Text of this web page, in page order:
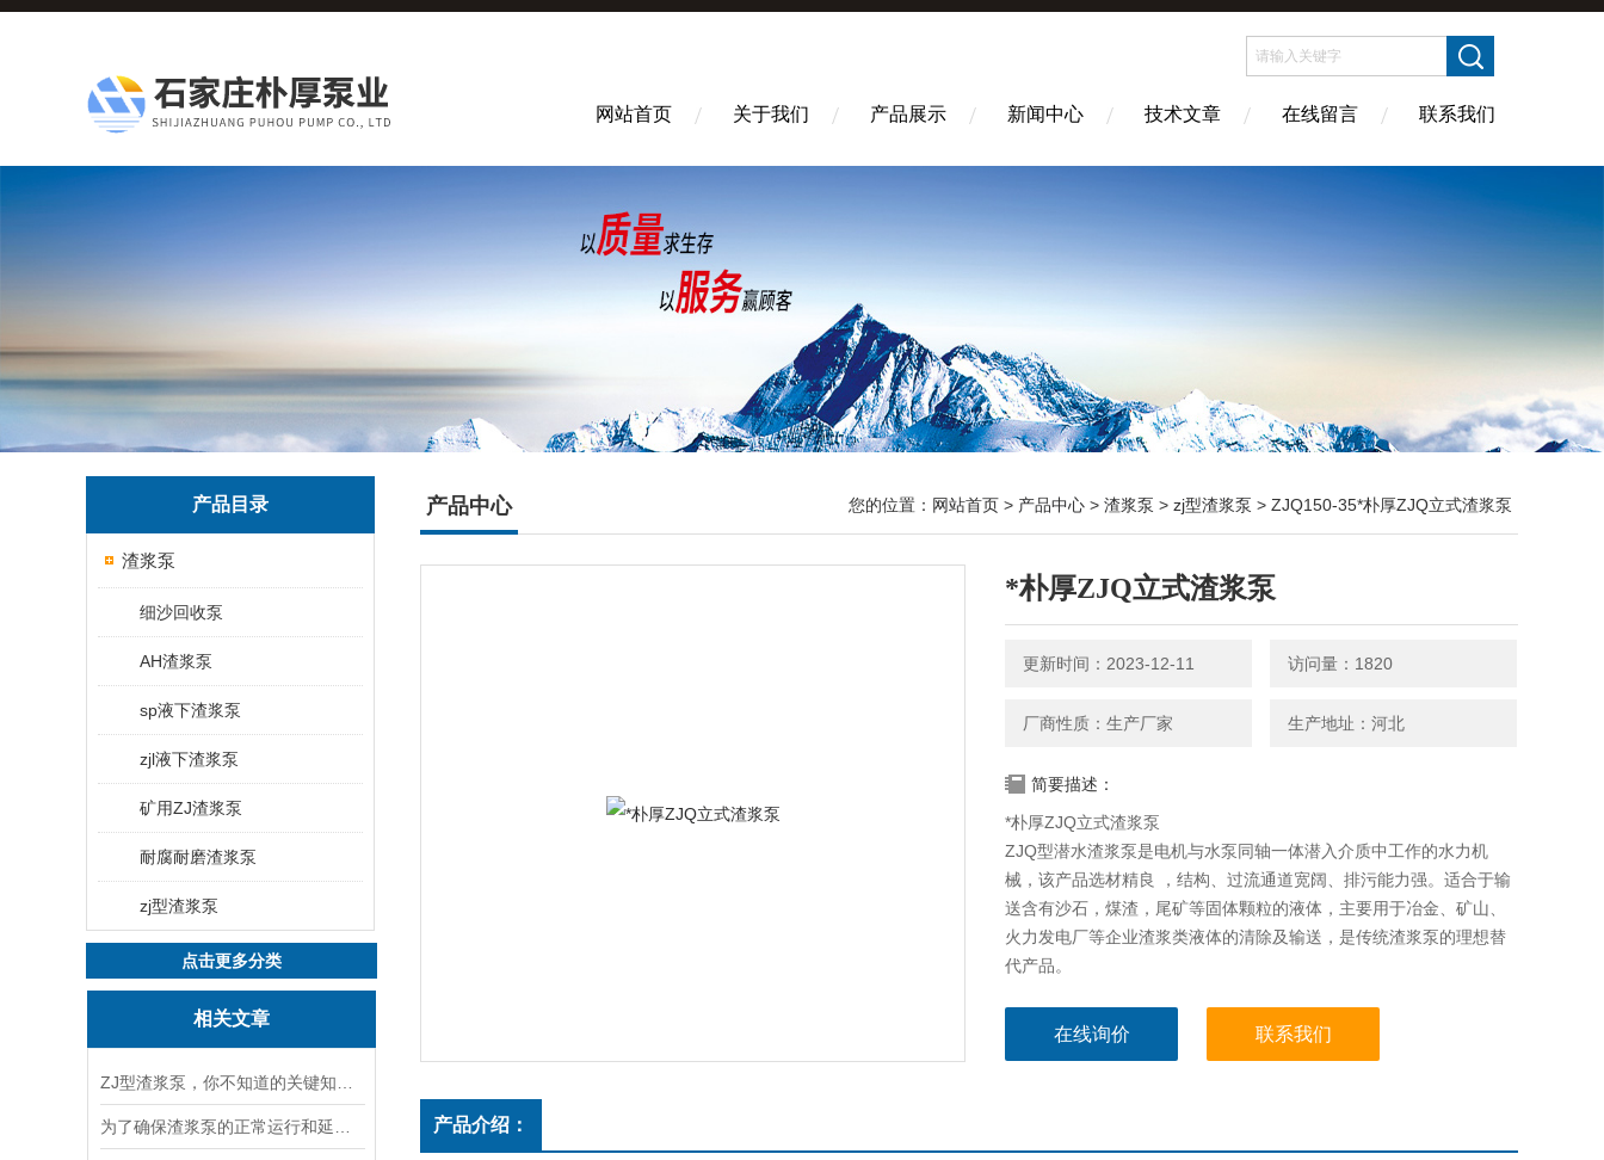
网站首页 关于我们 产品展示 新闻中心 技术文章 在线留言 联系我们
产品目录
渣浆泵
细沙回收泵
AH渣浆泵
sp液下渣浆泵
zjl液下渣浆泵
矿用ZJ渣浆泵
耐腐耐磨渣浆泵
zj型渣浆泵
点击更多分类
相关文章
产品中心 您的位置： 网站首页 > 产品中心 > 渣浆泵 > zj型渣浆泵 > ZJQ150-35*朴厚ZJQ立式渣浆泵
*朴厚ZJQ立式渣浆泵
更新时间：2023-12-11 访问量：1820
厂商性质：生产厂家 生产地址：河北
简要描述：
*朴厚ZJQ立式渣浆泵
ZJQ型潜水渣浆泵是电机与水泵同轴一体潜入介质中工作的水力机
械，该产品选材精良 ，结构、过流通道宽阔、排污能力强。适合于输
送含有沙石，煤渣，尾矿等固体颗粒的液体，主要用于冶金、矿山、
火力发电厂等企业渣浆类液体的清除及输送，是传统渣浆泵的理想替
代产品。
在线询价 联系我们
产品介绍：